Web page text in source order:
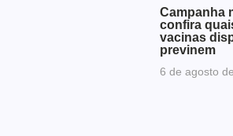
Campanha
confira
vacinas
previnem
6 de agosto